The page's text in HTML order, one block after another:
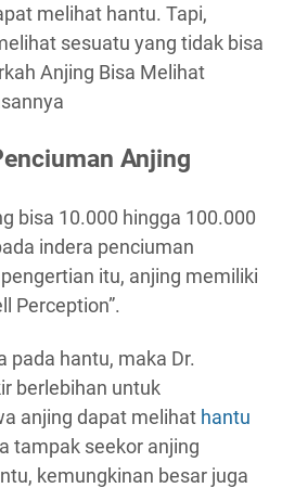
melihat hantu. Tapi,
sesuatu yang tidak bisa
Anjing Bisa Melihat
Anjing
bisa 10.000 hingga 100.000
indera penciuman
itu, anjing memiliki
Perception”.
pada hantu, maka Dr.
berlebihan untuk
anjing dapat melihat hantu
tampak seekor anjing
kemungkinan besar juga